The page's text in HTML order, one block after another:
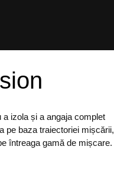
izola și a angaja complet
pe baza traiectoriei mișcării,
întreaga gamă de mișcare.